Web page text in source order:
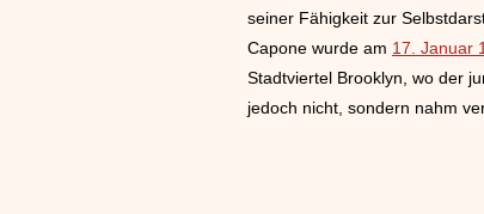
seiner Fähigkeit zur
Capone wurde am 17. Januar
Stadtviertel Brooklyn, wo der
jedoch nicht, sondern nahm